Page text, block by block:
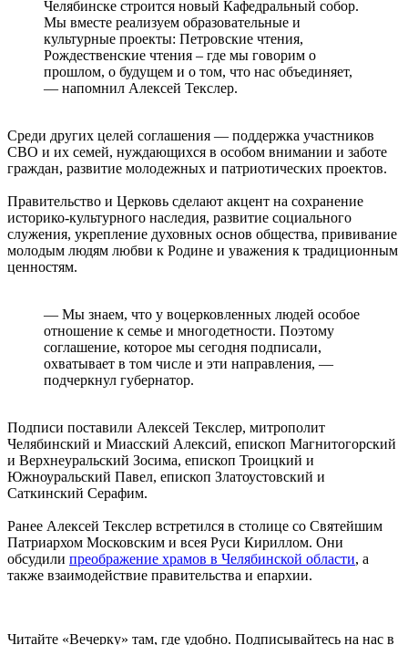
Челябинске строится новый Кафедральный собор.
Мы вместе реализуем образовательные и
культурные проекты: Петровские чтения,
Рождественские чтения – где мы говорим о
прошлом, о будущем и о том, что нас объединяет,
— напомнил Алексей Текслер.
Среди других целей соглашения — поддержка участников
СВО и их семей, нуждающихся в особом внимании и заботе
граждан, развитие молодежных и патриотических проектов.
Правительство и Церковь сделают акцент на сохранение
историко-культурного наследия, развитие социального
служения, укрепление духовных основ общества, прививание
молодым людям любви к Родине и уважения к традиционным
ценностям.
— Мы знаем, что у воцерковленных людей особое
отношение к семье и многодетности. Поэтому
соглашение, которое мы сегодня подписали,
охватывает в том числе и эти направления, —
подчеркнул губернатор.
Подписи поставили Алексей Текслер, митрополит
Челябинский и Миасский Алексий, епископ Магнитогорский
и Верхнеуральский Зосима, епископ Троицкий и
Южноуральский Павел, епископ Златоустовский и
Саткинский Серафим.
Ранее Алексей Текслер встретился в столице со Святейшим
Патриархом Московским и всея Руси Кириллом. Они
обсудили преображение храмов в Челябинской области, а
также взаимодействие правительства и епархии.
Читайте «Вечерку» там, где удобно. Подписывайтесь на нас в